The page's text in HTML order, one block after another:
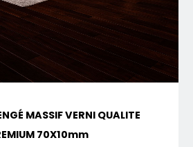
MASSIF VERNI QUALITE
70X10mm